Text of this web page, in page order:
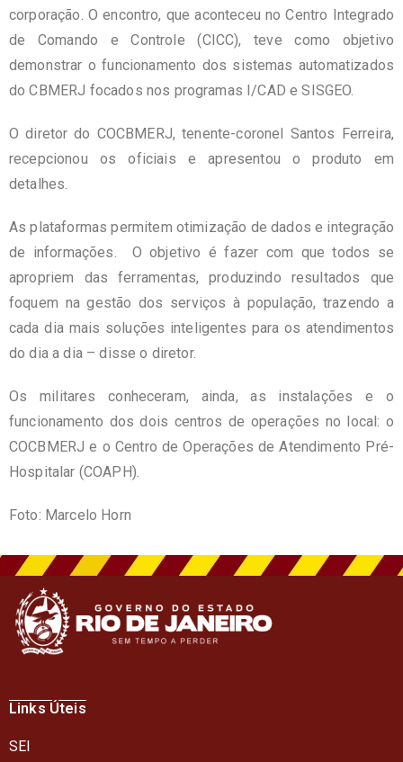
corporação. O encontro, que aconteceu no Centro Integrado
de Comando e Controle (CICC), teve como objetivo
demonstrar o funcionamento dos sistemas automatizados
do CBMERJ focados nos programas I/CAD e SISGEO.
O diretor do COCBMERJ, tenente-coronel Santos Ferreira,
recepcionou os oficiais e apresentou o produto em
detalhes.
As plataformas permitem otimização de dados e integração
de informações. O objetivo é fazer com que todos se
apropriem das ferramentas, produzindo resultados que
foquem na gestão dos serviços à população, trazendo a
cada dia mais soluções inteligentes para os atendimentos
do dia a dia – disse o diretor.
Os militares conheceram, ainda, as instalações e o
funcionamento dos dois centros de operações no local: o
COCBMERJ e o Centro de Operações de Atendimento Pré-
Hospitalar (COAPH).
Foto: Marcelo Horn
Links Úteis
SEI